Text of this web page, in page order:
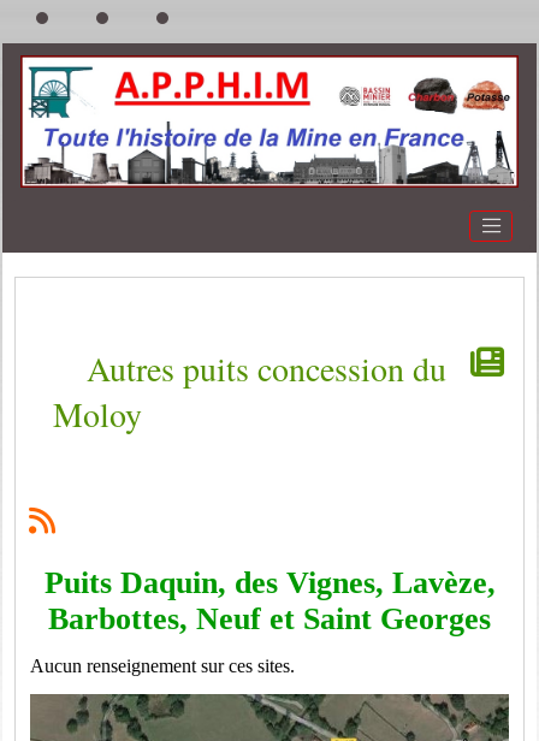
Autres puits concession du
Moloy
Puits Daquin, des Vignes, Lavèze,
Barbottes, Neuf et Saint Georges
Aucun renseignement sur ces sites.